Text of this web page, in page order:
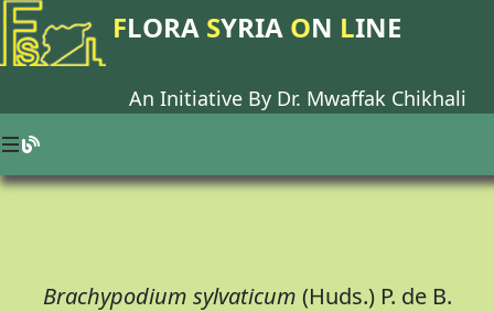
FLORA SYRIA ON LINE
An Initiative By Dr. Mwaffak Chikhali
Brachypodium sylvaticum (Huds.) P. de B.